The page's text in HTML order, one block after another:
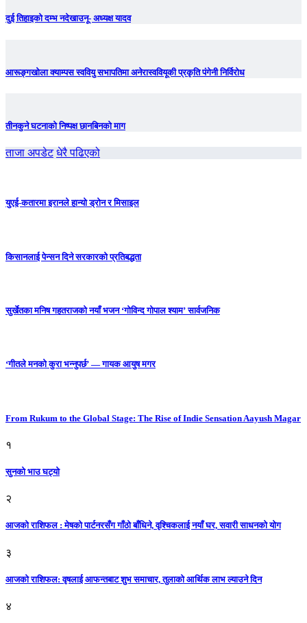
दुई तिहाइको दम्भ नदेखाउनू- अध्यक्ष यादव
आरूङ्गखोला क्याम्पस स्ववियु सभापतिमा अनेरास्ववियूकी प्रकृति पंगेनी निर्विरोध
तीनकुने घटनाकाे निष्पक्ष छानबिनकाे माग
ताजा अपडेट धेरै पढिएको
युएई-कतारमा इरानले हान्यो ड्रोन र मिसाइल
किसानलाई पेन्सन दिने सरकारको प्रतिबद्धता
सुर्खेतका मनिष गहतराजको नयाँ भजन ‘गोविन्द गोपाल श्याम’ सार्वजनिक
‘गीतले मनको कुरा भन्नुपर्छ’ — गायक आयुष मगर
From Rukum to the Global Stage: The Rise of Indie Sensation Aayush Magar
१
सुनको भाउ घट्याे
२
आजको राशिफल : मेषको पार्टनरसँग गाँठो बाँधिने, वृश्चिकलाई नयाँ घर, सवारी साधनकाे याेग
३
आजकाे राशिफल: वृषलाई आफन्तबाट शुभ समाचार, तुलाकाे आर्थिक लाभ ल्याउने दिन
४